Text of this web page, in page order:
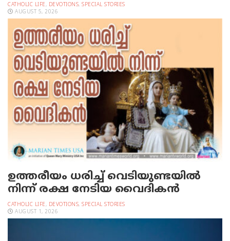
CATHOLIC LIFE, DEVOTIONS, SPECIAL STORIES
AUGUST 5, 2026
ഉത്തരീയം ധരിച്ച് വെടിയുണ്ടയില്‍
നിന്ന് രക്ഷ നേടിയ വൈദികന്‍
CATHOLIC LIFE, DEVOTIONS, SPECIAL STORIES
AUGUST 1, 2026